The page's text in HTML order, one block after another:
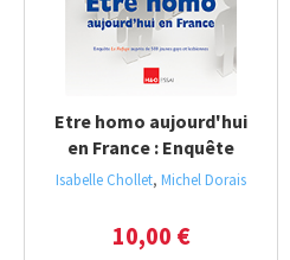
Etre homo aujourd'hui
en France : Enquête
Isabelle Chollet,Michel Dorais
10,00 €